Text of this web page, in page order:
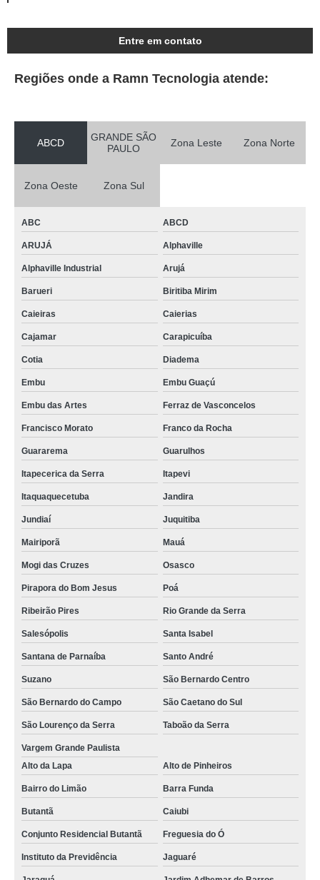
Entre em contato
Regiões onde a Ramn Tecnologia atende:
ABCD
GRANDE SÃO
PAULO
Zona Leste Zona Norte
Zona Oeste Zona Sul
ABC ABCD
ARUJÁ Alphaville
Alphaville Industrial Arujá
Barueri Biritiba Mirim
Caieiras Caierias
Cajamar Carapicuíba
Cotia Diadema
Embu Embu Guaçú
Embu das Artes Ferraz de Vasconcelos
Francisco Morato Franco da Rocha
Guararema Guarulhos
Itapecerica da Serra Itapevi
Itaquaquecetuba Jandira
Jundiaí Juquitiba
Mairiporã Mauá
Mogi das Cruzes Osasco
Pirapora do Bom Jesus Poá
Ribeirão Pires Rio Grande da Serra
Salesópolis Santa Isabel
Santana de Parnaíba Santo André
Suzano São Bernardo Centro
São Bernardo do Campo São Caetano do Sul
São Lourenço da Serra Taboão da Serra
Vargem Grande Paulista
Alto da Lapa
Alto de Pinheiros
Bairro do Limão Barra Funda
Butantã Caiubi
Conjunto Residencial Butantã Freguesia do Ó
Instituto da Previdência Jaguaré